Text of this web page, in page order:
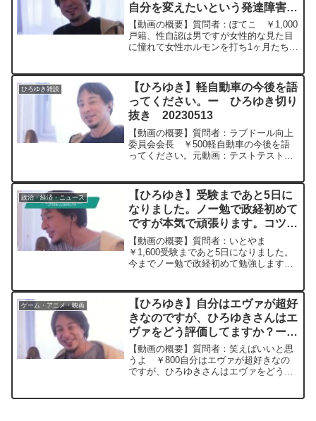
自分を変えたいという発達障害の
自分を否定したいのが潜在意識に
あるのでしょうか？ー ひろゆき
切り抜き 20250628
【動画の概要】質問者：ぽてこ ￥1,000
戸籍、性自認は男ですが女性的な見た目
に憧れて女性ホルモンを打ち1ヶ月たちま
的な見た目に憧れるのは今の自分を変え
たいという発達...
ひろゆき雑談
【ひろゆき】軽自動車の今後を語
ってください。ー ひろゆき切り
抜き 20230513
【動画の概要】質問者：ラブドール向上
委員会会長 ￥500軽自動車の今後を語
ってください。元動画：テストテスト
いて、一問一答形式にしてみました。過
去にこんな質問し...
政治・経済・ニュース
【ひろゆき】受験まであと5日に
なりました。ノー勉で政経初めて
ですが本気で頑張ります。コツと
かあったら知りたいですー ひろ
ゆき切り抜き 20240228
【動画の概要】質問者：いとやま
￥1,600受験まであと5日になりました。
今までノー勉で政経初めて勉強します
強して受かって見せます！国語と政経の
点の取り方のコツとかあ...
ゲーム・アニメ・映画
【ひろゆき】自分はエヴァが超好
きなのですが、ひろゆきさんはエ
ヴァをどう評価してますか？ー
ひろゆき切り抜き 20240404
【動画の概要】質問者：笑えばいいと思
うよ ￥800自分はエヴァが超好きなの
ですが、ひろゆきさんはエヴァをどう評